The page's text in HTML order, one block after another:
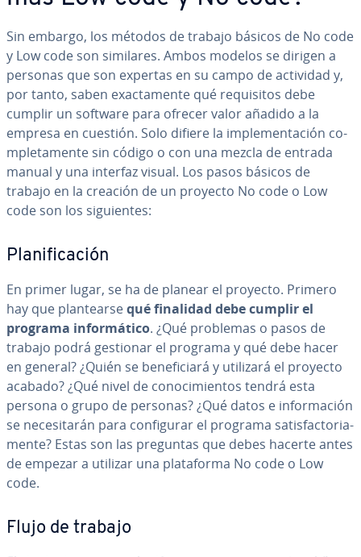
Sin embargo, los métodos de trabajo básicos de No code
y Low code son similares. Ambos modelos se dirigen a
personas que son expertas en su campo de actividad y,
por tanto, saben exac­ta­me­n­te qué re­qui­si­tos debe
cumplir un software para ofrecer valor añadido a la
empresa en cuestión. Solo difiere la im­ple­me­n­ta­ción co­
m­ple­ta­me­n­te sin código o con una mezcla de entrada
manual y una interfaz visual. Los pasos básicos de
trabajo en la creación de un proyecto No code o Low
code son los si­guie­n­tes:
Pla­ni­fi­ca­ción
En primer lugar, se ha de planear el proyecto. Primero
hay que pla­n­tear­sequé finalidad debe cumplir el
programa in­fo­r­má­ti­co. ¿Qué problemas o pasos de
trabajo podrá gestionar el programa y qué debe hacer
en general? ¿Quién se be­ne­fi­cia­rá y utilizará el proyecto
acabado? ¿Qué nivel de co­no­ci­mie­n­tos tendrá esta
persona o grupo de personas? ¿Qué datos e in­fo­r­ma­ción
se ne­ce­si­ta­rán para co­n­fi­gu­rar el programa sa­ti­s­fa­c­to­ria­
me­n­te? Estas son las preguntas que debes hacerte antes
de empezar a utilizar una pla­ta­fo­r­ma No code o Low
code.
Flujo de trabajo